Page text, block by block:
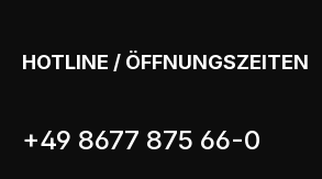
HOTLINE / ÖFFNUNGSZEITEN
+49 8677 875 66-0